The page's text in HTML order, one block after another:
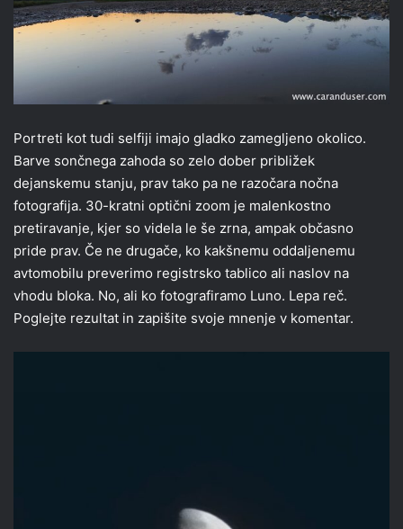
Portreti kot tudi selfiji imajo gladko zamegljeno okolico.
Barve sončnega zahoda so zelo dober približek
dejanskemu stanju, prav tako pa ne razočara nočna
fotografija. 30-kratni optični zoom je malenkostno
pretiravanje, kjer so videla le še zrna, ampak občasno
pride prav. Če ne drugače, ko kakšnemu oddaljenemu
avtomobilu preverimo registrsko tablico ali naslov na
vhodu bloka. No, ali ko fotografiramo Luno. Lepa reč.
Poglejte rezultat in zapišite svoje mnenje v komentar.